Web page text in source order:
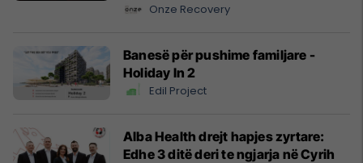
Onze Recovery
Banesë për pushime familjare -
Holiday In 2
Edil Project
Alba Health drejt hapjes zyrtare:
Edhe 3 ditë deri te ngjarja në Cyrih